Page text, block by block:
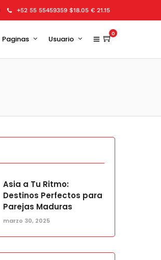
+52 55 55459359 $18.05 € 21.15
Paginas Usuario
0
Asia a Tu Ritmo:
Destinos Perfectos para
Parejas Maduras
marzo 30, 2025